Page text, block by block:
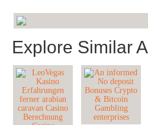
Explore Similar